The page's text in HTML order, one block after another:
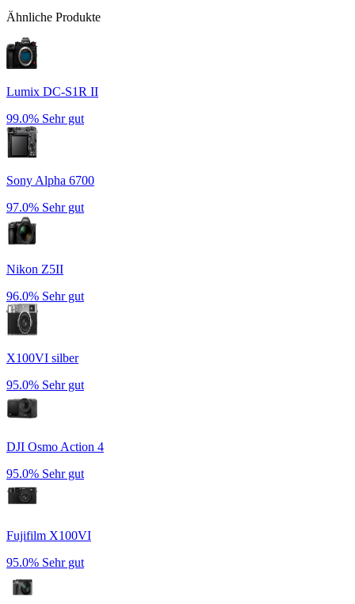
Ähnliche Produkte
Lumix DC-S1R II
99.0% Sehr gut
Sony Alpha 6700
97.0% Sehr gut
Nikon Z5II
96.0% Sehr gut
X100VI silber
95.0% Sehr gut
DJI Osmo Action 4
95.0% Sehr gut
Fujifilm X100VI
95.0% Sehr gut